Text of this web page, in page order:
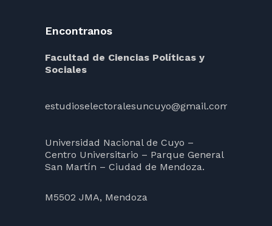
Encontranos
Facultad de Ciencias Políticas y
Sociales
estudioselectoralesuncuyo@gmail.com
Universidad Nacional de Cuyo –
Centro Universitario – Parque General
San Martín – Ciudad de Mendoza.
M5502 JMA, Mendoza